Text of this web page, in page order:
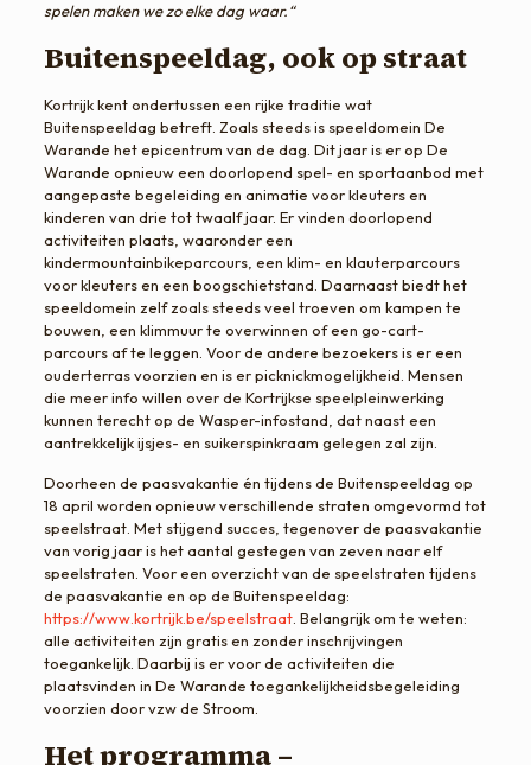
spelen maken we zo elke dag waar.“
Buitenspeeldag, ook op straat
Kortrijk kent ondertussen een rijke traditie wat
Buitenspeeldag betreft. Zoals steeds is speeldomein De
Warande het epicentrum van de dag. Dit jaar is er op De
Warande opnieuw een doorlopend spel- en sportaanbod met
aangepaste begeleiding en animatie voor kleuters en
kinderen van drie tot twaalf jaar. Er vinden doorlopend
activiteiten plaats, waaronder een
kindermountainbikeparcours, een klim- en klauterparcours
voor kleuters en een boogschietstand. Daarnaast biedt het
speeldomein zelf zoals steeds veel troeven om kampen te
bouwen, een klimmuur te overwinnen of een go-cart-
parcours af te leggen. Voor de andere bezoekers is er een
ouderterras voorzien en is er picknickmogelijkheid. Mensen
die meer info willen over de Kortrijkse speelpleinwerking
kunnen terecht op de Wasper-infostand, dat naast een
aantrekkelijk ijsjes- en suikerspinkraam gelegen zal zijn.
Doorheen de paasvakantie én tijdens de Buitenspeeldag op
18 april worden opnieuw verschillende straten omgevormd tot
speelstraat. Met stijgend succes, tegenover de paasvakantie
van vorig jaar is het aantal gestegen van zeven naar elf
speelstraten. Voor een overzicht van de speelstraten tijdens
de paasvakantie en op de Buitenspeeldag:
https://www.kortrijk.be/speelstraat. Belangrijk om te weten:
alle activiteiten zijn gratis en zonder inschrijvingen
toegankelijk. Daarbij is er voor de activiteiten die
plaatsvinden in De Warande toegankelijkheidsbegeleiding
voorzien door vzw de Stroom.
Het programma –